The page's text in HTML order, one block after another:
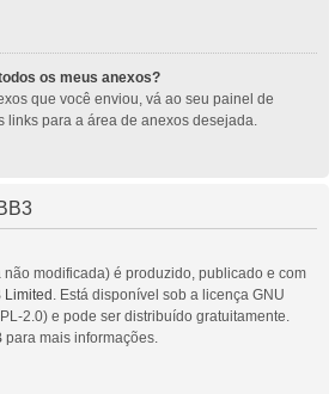
os meus anexos?
que você enviou, vá ao seu painel de
links para a área de anexos desejada.
não modificada) é produzido, publicado e com
Limited . Está disponível sob a licença GNU
2.0) e pode ser distribuído gratuitamente.
para mais informações.